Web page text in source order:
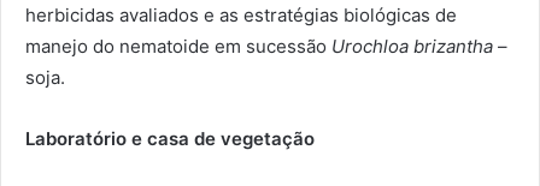
herbicidas avaliados e as estratégias biológicas de
manejo do nematoide em sucessão Urochloa brizantha –
soja.
Laboratório e casa de vegetação